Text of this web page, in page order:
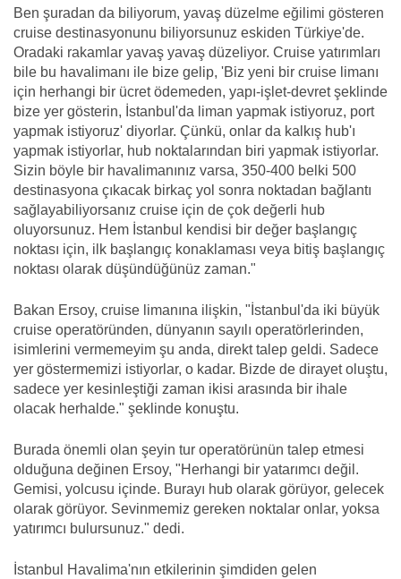
Ben şuradan da biliyorum, yavaş düzelme eğilimi gösteren
cruise destinasyonunu biliyorsunuz eskiden Türkiye'de.
Oradaki rakamlar yavaş yavaş düzeliyor. Cruise yatırımları
bile bu havalimanı ile bize gelip, 'Biz yeni bir cruise limanı
için herhangi bir ücret ödemeden, yapı-işlet-devret şeklinde
bize yer gösterin, İstanbul'da liman yapmak istiyoruz, port
yapmak istiyoruz' diyorlar. Çünkü, onlar da kalkış hub'ı
yapmak istiyorlar, hub noktalarından biri yapmak istiyorlar.
Sizin böyle bir havalimanınız varsa, 350-400 belki 500
destinasyona çıkacak birkaç yol sonra noktadan bağlantı
sağlayabiliyorsanız cruise için de çok değerli hub
oluyorsunuz. Hem İstanbul kendisi bir değer başlangıç
noktası için, ilk başlangıç konaklaması veya bitiş başlangıç
noktası olarak düşündüğünüz zaman."
Bakan Ersoy, cruise limanına ilişkin, "İstanbul'da iki büyük
cruise operatöründen, dünyanın sayılı operatörlerinden,
isimlerini vermemeyim şu anda, direkt talep geldi. Sadece
yer göstermemizi istiyorlar, o kadar. Bizde de dirayet oluştu,
sadece yer kesinleştiği zaman ikisi arasında bir ihale
olacak herhalde." şeklinde konuştu.
Burada önemli olan şeyin tur operatörünün talep etmesi
olduğuna değinen Ersoy, "Herhangi bir yatarımcı değil.
Gemisi, yolcusu içinde. Burayı hub olarak görüyor, gelecek
olarak görüyor. Sevinmemiz gereken noktalar onlar, yoksa
yatırımcı bulursunuz." dedi.
İstanbul Havalima'nın etkilerinin şimdiden gelen